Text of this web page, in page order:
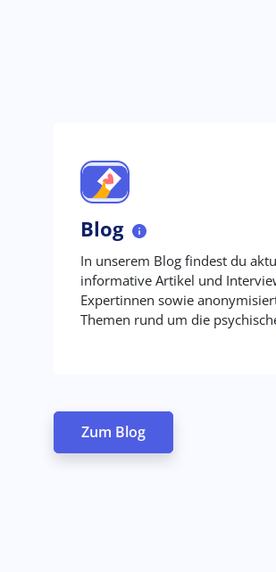
Blog
In unserem Blog findest du
informative Artikel und
Expertinnen sowie
Themen rund um die
Zum Blog